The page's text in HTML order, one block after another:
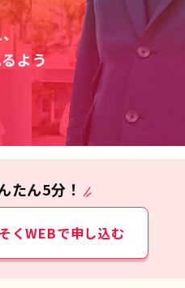
たん5分！
くWEBで申し込む